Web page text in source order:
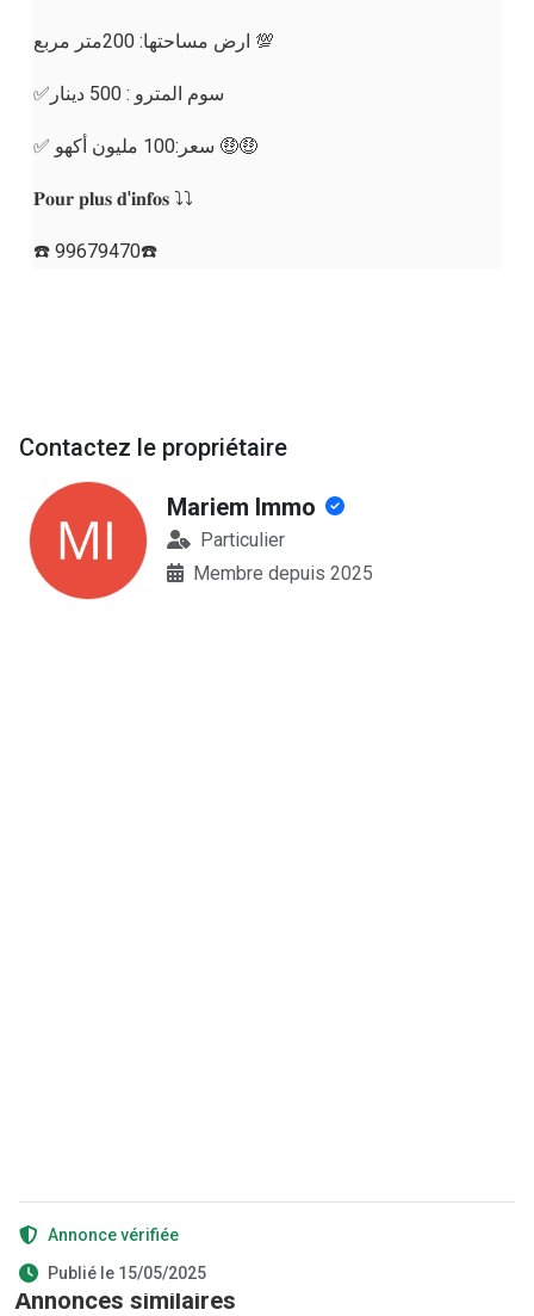
ارض مساحتها: 200متر مربع 💯
✅سوم المترو : 500 دينار
✅ سعر:100 مليون أكهو 🤑🤑
𝐏𝐨𝐮𝐫 𝐩𝐥𝐮𝐬 𝐝'𝐢𝐧𝐟𝐨𝐬 ⤵️⤵️
☎️ 99679470☎️
Contactez le propriétaire
Mariem Immo
Particulier
Membre depuis 2025
Annonce vérifiée
Publié le 15/05/2025
Annonces similaires